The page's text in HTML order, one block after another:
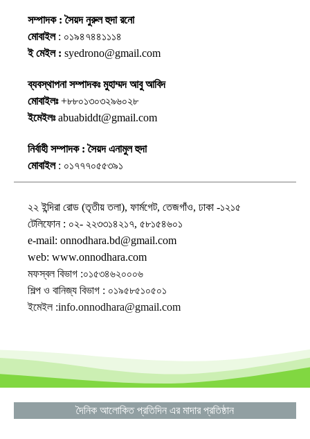
সম্পাদক : সৈয়দ নুরুল হুদা রনো
মোবাইল: ০১৯৪৭৪৪১১১৪
ই মেইল : syedrono@gmail.com
ব্যবস্থাপনা সম্পাদকঃ মুহাম্মদ আবু আবিদ
মোবাইলঃ+৮৮০১৩০৩২৯৬০২৮
ইমেইলঃabuabiddt@gmail.com
নির্বাহী সম্পাদক : সৈয়দ এনামুল হুদা
মোবাইল: ০১৭৭৭০৫৫৩৯১
২২ ইন্দিরা রোড (তৃতীয় তলা), ফার্মগেট, তেজগাঁও, ঢাকা -১২১৫
টেলিফোন : ০২- ২২৩৩১৪২১৭, ৫৮১৫৪৬০১
e-mail: onnodhara.bd@gmail.com
web: www.onnodhara.com
মফস্বল বিভাগ :০১৫৩৪৬২০০০৬
শিল্প ও বানিজ্য বিভাগ : ০১৯৫৮৫১০৫০১
ইমেইল :info.onnodhara@gmail.com
দৈনিক আলোকিত প্রতিদিন এর মাদার প্রতিষ্ঠান